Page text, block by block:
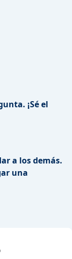
¡Sé el
a los demás.
una